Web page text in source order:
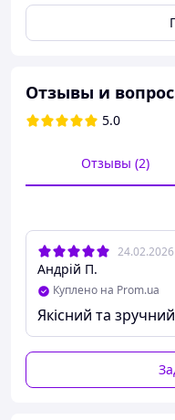
янтаря до
проверке водяных
Отзывы и
5.0
Отзывы (2)
24.02.2026
Андрій П.
Куплено на Prom.ua
Якісний та